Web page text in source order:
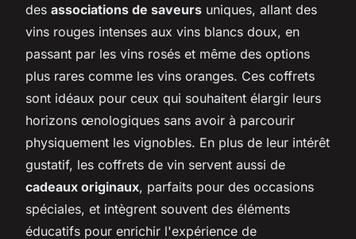
des associations de saveurs uniques, allant des
vins rouges intenses aux vins blancs doux, en
passant par les vins rosés et même des options
plus rares comme les vins oranges. Ces coffrets
sont idéaux pour ceux qui souhaitent élargir leurs
horizons œnologiques sans avoir à parcourir
physiquement les vignobles. En plus de leur intérêt
gustatif, les coffrets de vin servent aussi de
cadeaux originaux, parfaits pour des occasions
spéciales, et intègrent souvent des éléments
éducatifs pour enrichir l'expérience de